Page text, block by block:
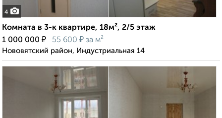
4
Комната в 3-к квартире, 18м², 2/5 этаж
1 000 000 ₽ 55 600 ₽ за м²
Нововятский район, Индустриальная 14